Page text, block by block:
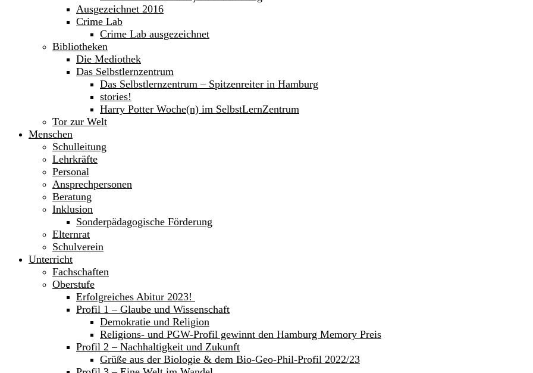
Ausgezeichnet 2016
Crime Lab
Crime Lab ausgezeichnet
Bibliotheken
Die Mediothek
Das Selbstlernzentrum
Das Selbstlernzentrum – Spitzenreiter in Hamburg
stories!
Harry Potter Woche(n) im SelbstLernZentrum
Tor zur Welt
Menschen
Schulleitung
Lehrkräfte
Personal
Ansprechpersonen
Beratung
Inklusion
Sonderpädagogische Förderung
Elternrat
Schulverein
Unterricht
Fachschaften
Oberstufe
Erfolgreiches Abitur 2023!
Profil 1 – Glaube und Wissenschaft
Demokratie und Religion
Religions- und PGW-Profil gewinnt den Hamburg Memory Preis
Profil 2 – Nachhaltigkeit und Zukunft
Grüße aus der Biologie & dem Bio-Geo-Phil-Profil 2022/23